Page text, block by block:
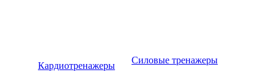
Кардиотренажеры
Силовые тренажеры